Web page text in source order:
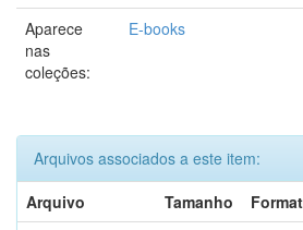
Aparece
nas
coleções:
E-books
Arquivos associados a este item:
Arquivo
Tamanho